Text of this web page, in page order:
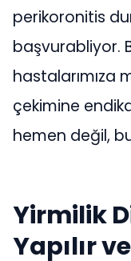
perikoronitis
başvurabliyor.
hastalarımıza
çekimine
hemen değil,
Yirmilik
Yapılır